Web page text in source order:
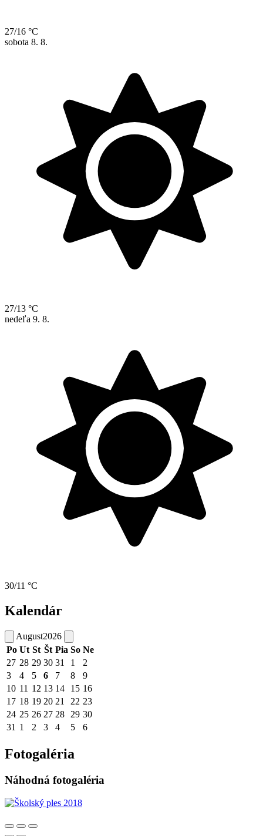
27/16 °C
sobota 8. 8.
27/13 °C
nedeľa 9. 8.
30/11 °C
Kalendár
August2026
Po Ut St Št Pia So Ne
27 28 29 30 31 1
2
3
4 5 6 7 8
9
10 11 12 13 14 15 16
17 18 19 20 21 22 23
24 25 26 27 28 29 30
31 1 2 3 4 5 6
Fotogaléria
Náhodná fotogaléria